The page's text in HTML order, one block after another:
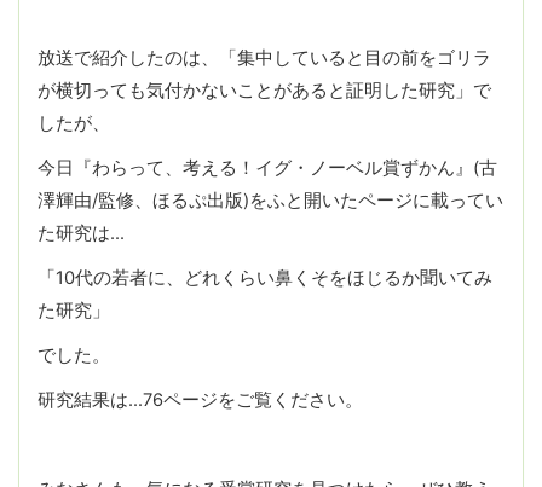
放送で紹介したのは、「集中していると目の前をゴリラ
が横切っても気付かないことがあると証明した研究」で
したが、
今日『わらって、考える！イグ・ノーベル賞ずかん』(古
澤輝由/監修、ほるぷ出版)をふと開いたページに載ってい
た研究は…
「10代の若者に、どれくらい鼻くそをほじるか聞いてみ
た研究」
でした。
研究結果は…76ページをご覧ください。